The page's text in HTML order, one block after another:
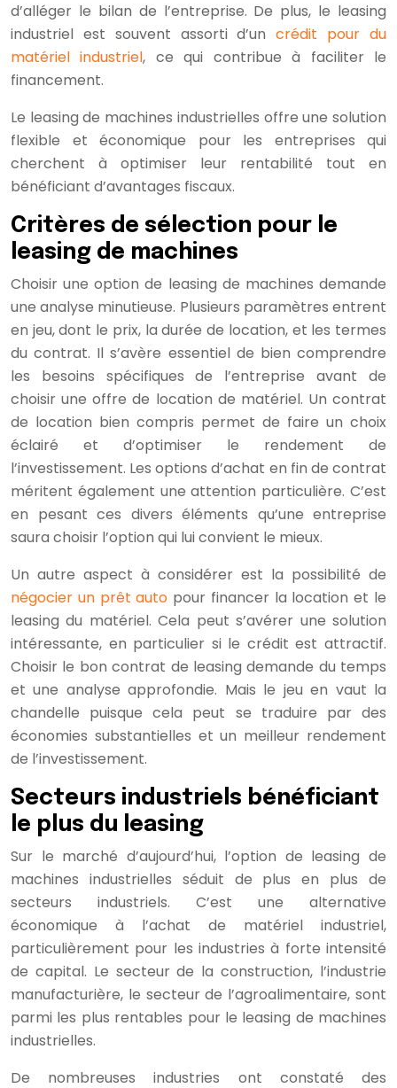
d’alléger le bilan de l’entreprise. De plus, le leasing
industriel est souvent assorti d’uncrédit pour du
matériel industriel, ce qui contribue à faciliter le
financement.
Le leasing de machines industrielles offre une solution
flexible et économique pour les entreprises qui
cherchent à optimiser leur rentabilité tout en
bénéficiant d’avantages fiscaux.
Critères de sélection pour le
leasing de machines
Choisir une option de leasing de machines demande
une analyse minutieuse. Plusieurs paramètres entrent
en jeu, dont le prix, la durée de location, et les termes
du contrat. Il s’avère essentiel de bien comprendre
les besoins spécifiques de l’entreprise avant de
choisir une offre de location de matériel. Un contrat
de location bien compris permet de faire un choix
éclairé et d’optimiser le rendement de
l’investissement. Les options d’achat en fin de contrat
méritent également une attention particulière. C’est
en pesant ces divers éléments qu’une entreprise
saura choisir l’option qui lui convient le mieux.
Un autre aspect à considérer est la possibilité de
négocier un prêt auto pour financer la location et le
leasing du matériel. Cela peut s’avérer une solution
intéressante, en particulier si le crédit est attractif.
Choisir le bon contrat de leasing demande du temps
et une analyse approfondie. Mais le jeu en vaut la
chandelle puisque cela peut se traduire par des
économies substantielles et un meilleur rendement
de l’investissement.
Secteurs industriels bénéficiant
le plus du leasing
Sur le marché d’aujourd’hui, l’option de leasing de
machines industrielles séduit de plus en plus de
secteurs industriels. C’est une alternative
économique à l’achat de matériel industriel,
particulièrement pour les industries à forte intensité
de capital. Le secteur de la construction, l’industrie
manufacturière, le secteur de l’agroalimentaire, sont
parmi les plus rentables pour le leasing de machines
industrielles.
De nombreuses industries ont constaté des